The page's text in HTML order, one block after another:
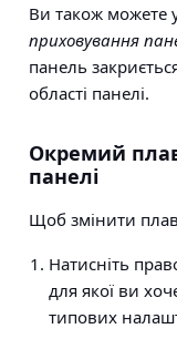
Ви також можете
приховування
панель
області панелі.
Окремий
панелі
Щоб змінити
Натисніть
для якої ви
типових